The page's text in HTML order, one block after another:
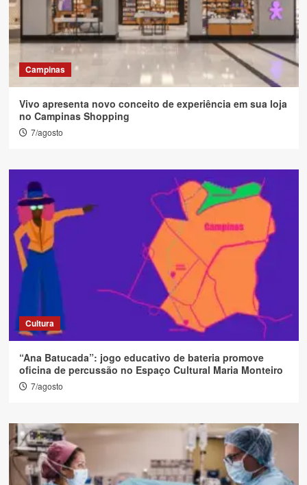
Campinas
Vivo apresenta novo conceito de experiência em sua loja
no Campinas Shopping
7/agosto
Cultura
“Ana Batucada”: jogo educativo de bateria promove
oficina de percussão no Espaço Cultural Maria Monteiro
7/agosto